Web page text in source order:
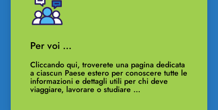
Per voi …
Cliccando qui, troverete una pagina dedicata
a ciascun Paese estero per conoscere tutte le
informazioni e dettagli utili per chi deve
viaggiare, lavorare o studiare …